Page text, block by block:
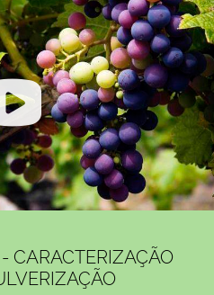
CARACTERIZAÇÃO